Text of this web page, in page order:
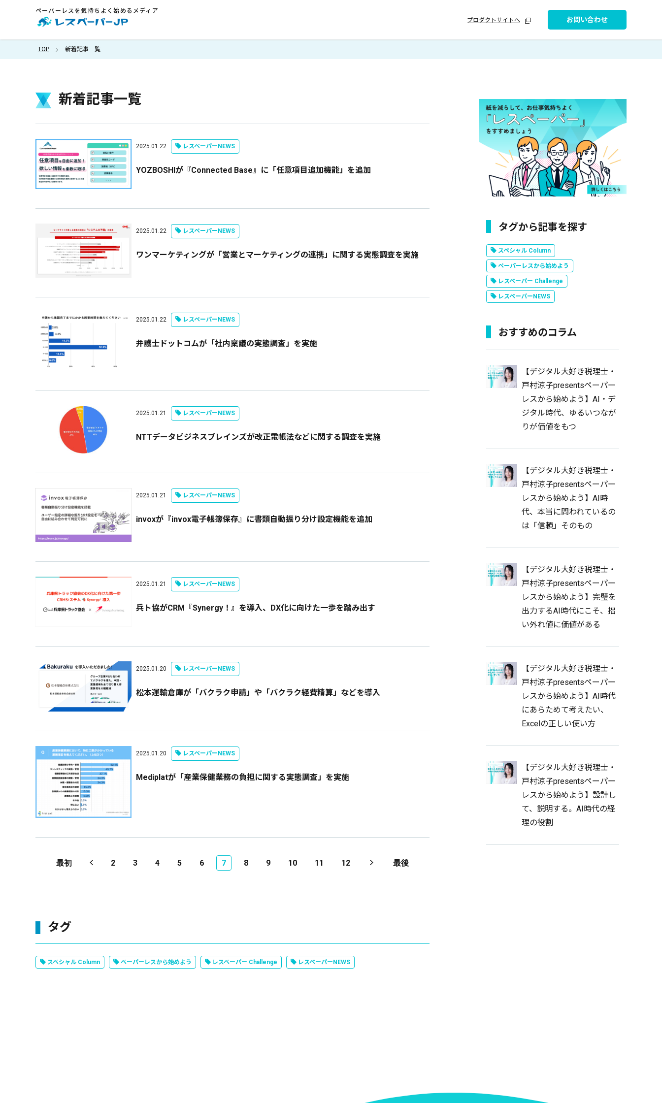
ペーパーレスを気持ちよく始めるメディア
プロダクトサイトへ
お問い合わせ
TOP 新着記事一覧
新着記事一覧
2025.01.22 レスペーパーNEWS
YOZBOSHIが『Connected Base』に「任意項目追加機能」を追加
2025.01.22 レスペーパーNEWS
ワンマーケティングが「営業とマーケティングの連携」に関する実態調査を実施
2025.01.22 レスペーパーNEWS
弁護士ドットコムが「社内稟議の実態調査」を実施
2025.01.21 レスペーパーNEWS
NTTデータビジネスブレインズが改正電帳法などに関する調査を実施
2025.01.21 レスペーパーNEWS
invoxが『invox電子帳簿保存』に書類自動振り分け設定機能を追加
2025.01.21 レスペーパーNEWS
兵ト協がCRM『Synergy！』を導入、DX化に向けた一歩を踏み出す
2025.01.20 レスペーパーNEWS
松本運輸倉庫が「バクラク申請」や「バクラク経費精算」などを導入
2025.01.20 レスペーパーNEWS
Mediplatが「産業保健業務の負担に関する実態調査」を実施
最初 2 3 4 5 6 7 8 9 10 11 12 最後
タグ
スペシャル Column ペーパーレスから始めよう レスペーパー Challenge レスペーパーNEWS
タグから記事を探す
スペシャル Column
ペーパーレスから始めよう
レスペーパー Challenge
レスペーパーNEWS
おすすめのコラム
【デジタル大好き税理士・
戸村涼子presentsペーパー
レスから始めよう】AI・デ
ジタル時代、ゆるいつなが
りが価値をもつ
【デジタル大好き税理士・
戸村涼子presentsペーパー
レスから始めよう】AI時
代、本当に問われているの
は「信頼」そのもの
【デジタル大好き税理士・
戸村涼子presentsペーパー
レスから始めよう】完璧を
出力するAI時代にこそ、拙
い外れ値に価値がある
【デジタル大好き税理士・
戸村涼子presentsペーパー
レスから始めよう】AI時代
にあらためて考えたい、
Excelの正しい使い方
【デジタル大好き税理士・
戸村涼子presentsペーパー
レスから始めよう】設計し
て、説明する。AI時代の経
理の役割